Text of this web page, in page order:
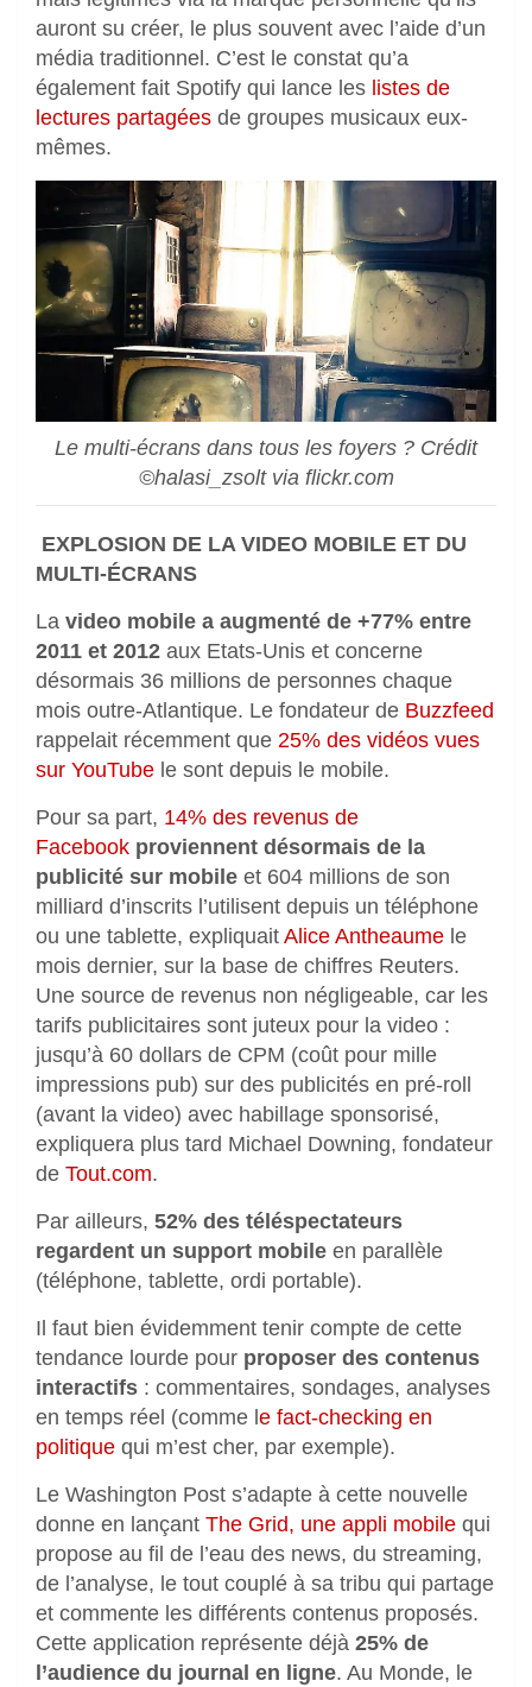
auront su créer, le plus souvent avec l’aide d’un
média traditionnel. C’est le constat qu’a
également fait Spotify qui lance les listes de
lectures partagées de groupes musicaux eux-
mêmes.
Le multi-écrans dans tous les foyers ? Crédit
©halasi_zsolt via flickr.com
EXPLOSION DE LA VIDEO MOBILE ET DU
MULTI-ÉCRANS
La video mobile a augmenté de +77% entre
2011 et 2012 aux Etats-Unis et concerne
désormais 36 millions de personnes chaque
mois outre-Atlantique. Le fondateur de Buzzfeed
rappelait récemment que 25% des vidéos vues
sur YouTube le sont depuis le mobile.
Pour sa part, 14% des revenus de
Facebook proviennent désormais de la
publicité sur mobile et 604 millions de son
milliard d’inscrits l’utilisent depuis un téléphone
ou une tablette, expliquait Alice Antheaume le
mois dernier, sur la base de chiffres Reuters.
Une source de revenus non négligeable, car les
tarifs publicitaires sont juteux pour la video :
jusqu’à 60 dollars de CPM (coût pour mille
impressions pub) sur des publicités en pré-roll
(avant la video) avec habillage sponsorisé,
expliquera plus tard Michael Downing, fondateur
de Tout.com.
Par ailleurs, 52% des téléspectateurs
regardent un support mobile en parallèle
(téléphone, tablette, ordi portable).
Il faut bien évidemment tenir compte de cette
tendance lourde pour proposer des contenus
interactifs : commentaires, sondages, analyses
en temps réel (comme l e fact-checking en
politique qui m’est cher, par exemple).
Le Washington Post s’adapte à cette nouvelle
donne en lançant The Grid, une appli mobile qui
propose au fil de l’eau des news, du streaming,
de l’analyse, le tout couplé à sa tribu qui partage
et commente les différents contenus proposés.
Cette application représente déjà 25% de
l’audience du journal en ligne. Au Monde, le